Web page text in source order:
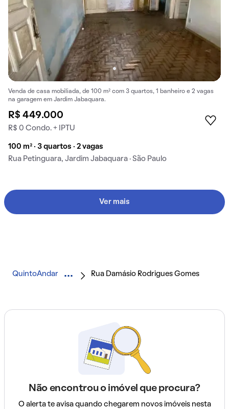
Venda de casa mobiliada, de 100 m² com 3 quartos, 1 banheiro e 2 vagas
na garagem em Jardim Jabaquara.
R$ 449.000
R$ 0 Condo. + IPTU
100 m² · 3 quartos · 2 vagas
Rua Petinguara, Jardim Jabaquara · São Paulo
Ver mais
QuintoAndar Rua Damásio Rodrigues Gomes
Não encontrou o imóvel que procura?
O alerta te avisa quando chegarem novos imóveis nesta